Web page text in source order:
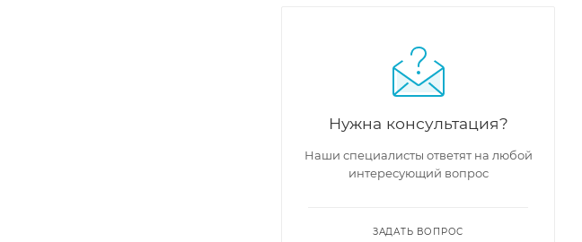
Нужна консультация?
Наши специалисты ответят на любой
интересующий вопрос
ЗАДАТЬ ВОПРОС